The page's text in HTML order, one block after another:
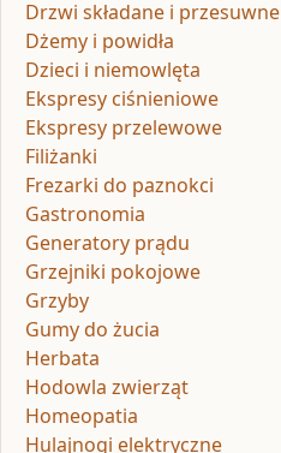
Drzwi składane i przesuwne
Dżemy i powidła
Dzieci i niemowlęta
Ekspresy ciśnieniowe
Ekspresy przelewowe
Filiżanki
Frezarki do paznokci
Gastronomia
Generatory prądu
Grzejniki pokojowe
Grzyby
Gumy do żucia
Herbata
Hodowla zwierząt
Homeopatia
Hulajnogi elektryczne